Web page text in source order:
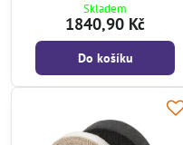
Skladem
1840,90 Kč
Do košíku